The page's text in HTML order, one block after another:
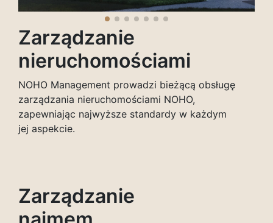
Zarządzanie
nieruchomościami
NOHO Management prowadzi bieżącą obsługę
zarządzania nieruchomościami NOHO,
zapewniając najwyższe standardy w każdym
jej aspekcie.
Zarządzanie